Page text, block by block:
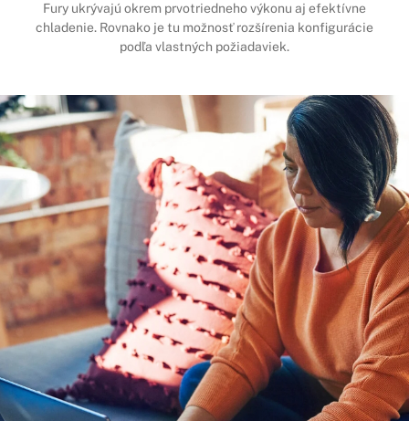
Fury ukrývajú okrem prvotriedneho výkonu aj efektívne
chladenie. Rovnako je tu možnosť rozšírenia konfigurácie
podľa vlastných požiadaviek.